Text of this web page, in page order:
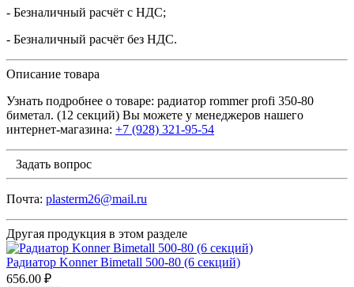
- Безналичный расчёт с НДС;
- Безналичный расчёт без НДС.
Описание товара
Узнать подробнее о товаре: радиатор rommer profi 350-80
биметал. (12 секций) Вы можете у менеджеров нашего
интернет-магазина: +7 (928) 321-95-54
Задать вопрос
Почта: plasterm26@mail.ru
Другая продукция в этом разделе
Радиатор Konner Bimetall 500-80 (6 секций)
656.00 ₽